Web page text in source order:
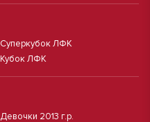
Суперкубок ЛФК
Кубок ЛФК
Девочки 2013 г.р.